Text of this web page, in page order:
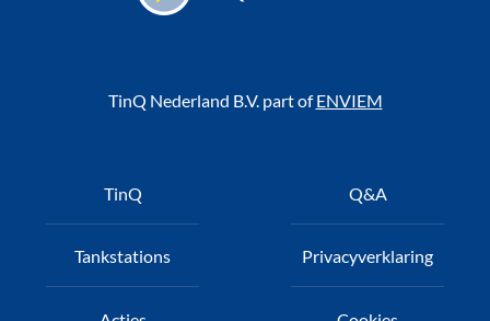
TinQ Nederland B.V. part ofENVIEM
TinQ
Tankstations
Q&A
Privacyverklaring